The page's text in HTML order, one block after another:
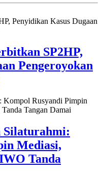
SP2HP,
Pengeroyokan
Mediasi,
Tanda